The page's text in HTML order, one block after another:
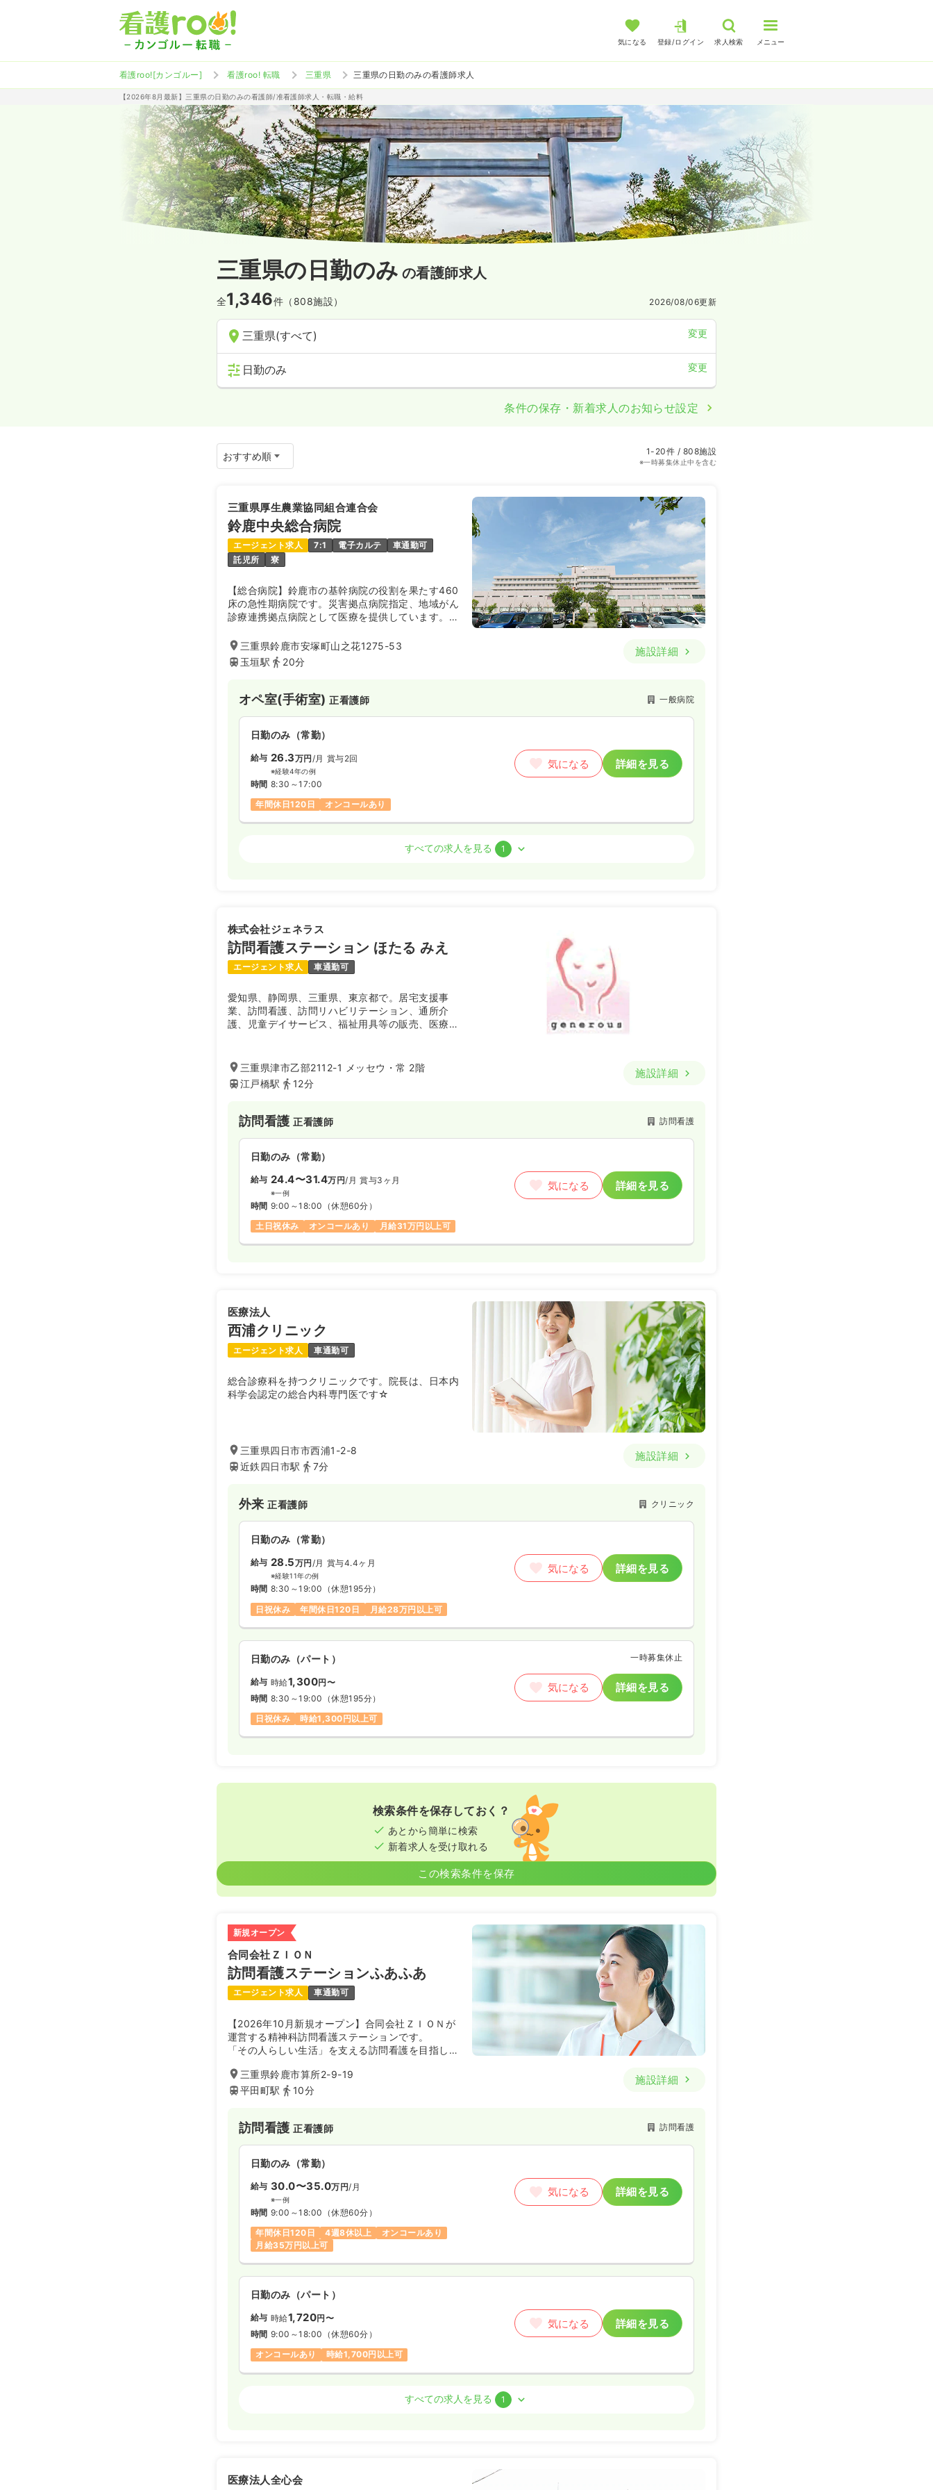
気になる 登録/ログイン 求人検索 メニュー
看護roo![カンゴルー] 看護roo! 転職 三重県 三重県の日勤のみの看護師求人
【2026年8月最新】三重県の日勤のみの看護師/准看護師求人・転職・給料
三重県の日勤のみ の看護師求人
全1,346件（808施設） 2026/08/06更新
三重県(すべて) 変更
日勤のみ 変更
条件の保存・新着求人のお知らせ設定
1-20件 / 808施設
※一時募集休止中を含む
三重県厚生農業協同組合連合会
鈴鹿中央総合病院
エージェント求人 7:1 電子カルテ
車通勤可
託児所
寮
【総合病院】鈴鹿市の基幹病院の役割を果たす460
床の急性期病院です。災害拠点病院指定、地域がん
診療連携拠点病院として医療を提供しています。血
す。平成30年10月には緩和ケア病棟もオープンい
たしました。
三重県鈴鹿市安塚町山之花1275-53
玉垣駅
20分
施設詳細
オペ室(手術室)正看護師 一般病院
日勤のみ（常勤）
給与 26.3万円/月 賞与2回
※経験4年の例
時間 8:30～17:00
年間休日120日
オンコールあり
気になる 詳細を見る
すべての求人を見る 1
株式会社ジェネラス
訪問看護ステーション ほたる みえ
エージェント求人 車通勤可
愛知県、静岡県、三重県、東京都で。居宅支援事
業、訪問看護、訪問リハビリテーション、通所介
護、児童デイサービス、福祉用具等の販売、医療・
運営するデイサービスの一つです。「自分らしく生
きる」ことを応援しています。現在7つの訪問看護
ステーション、8つのデイサービス、3つの入居施
三重県津市乙部2112-1 メッセウ・常 2階
江戸橋駅
12分
施設詳細
訪問看護正看護師 訪問看護
日勤のみ（常勤）
給与 24.4〜31.4万円/月 賞与3ヶ月
※一例
時間 9:00～18:00 （休憩60分）
土日祝休み
オンコールあり 月給31万円以上可
気になる 詳細を見る
医療法人
西浦クリニック
エージェント求人 車通勤可
総合診療科を持つクリニックです。院長は、日本内
科学会認定の総合内科専門医です☆
三重県四日市市西浦1-2-8
近鉄四日市駅
7分
施設詳細
外来正看護師 クリニック
日勤のみ（常勤）
給与 28.5万円/月 賞与4.4ヶ月
※経験11年の例
時間 8:30～19:00 （休憩195分）
日祝休み
年間休日120日 月給28万円以上可
気になる 詳細を見る
日勤のみ（パート） 一時募集休止
給与 時給1,300円〜
時間 8:30～19:00 （休憩195分）
日祝休み
時給1,300円以上可
気になる 詳細を見る
検索条件を保存しておく？
あとから簡単に検索
新着求人を受け取れる
この検索条件を保存
新規オープン
合同会社ＺＩＯＮ
訪問看護ステーションふあふあ
エージェント求人 車通勤可
【2026年10月新規オープン】合同会社ＺＩＯＮが
運営する精神科訪問看護ステーションです。
「その人らしい生活」を支える訪問看護を目指し、
安定した生活や就労継続をサポートしてまいりま
す。
三重県鈴鹿市算所2-9-19
平田町駅
10分
施設詳細
訪問看護正看護師 訪問看護
日勤のみ（常勤）
給与 30.0〜35.0万円/月
※一例
時間 9:00～18:00 （休憩60分）
年間休日120日
4週8休以上
オンコールあり
月給35万円以上可
気になる 詳細を見る
日勤のみ（パート）
給与 時給1,720円〜
時間 9:00～18:00 （休憩60分）
オンコールあり
時給1,700円以上可
気になる 詳細を見る
時間 9:00～18:00
すべての求人を見る 1
医療法人全心会